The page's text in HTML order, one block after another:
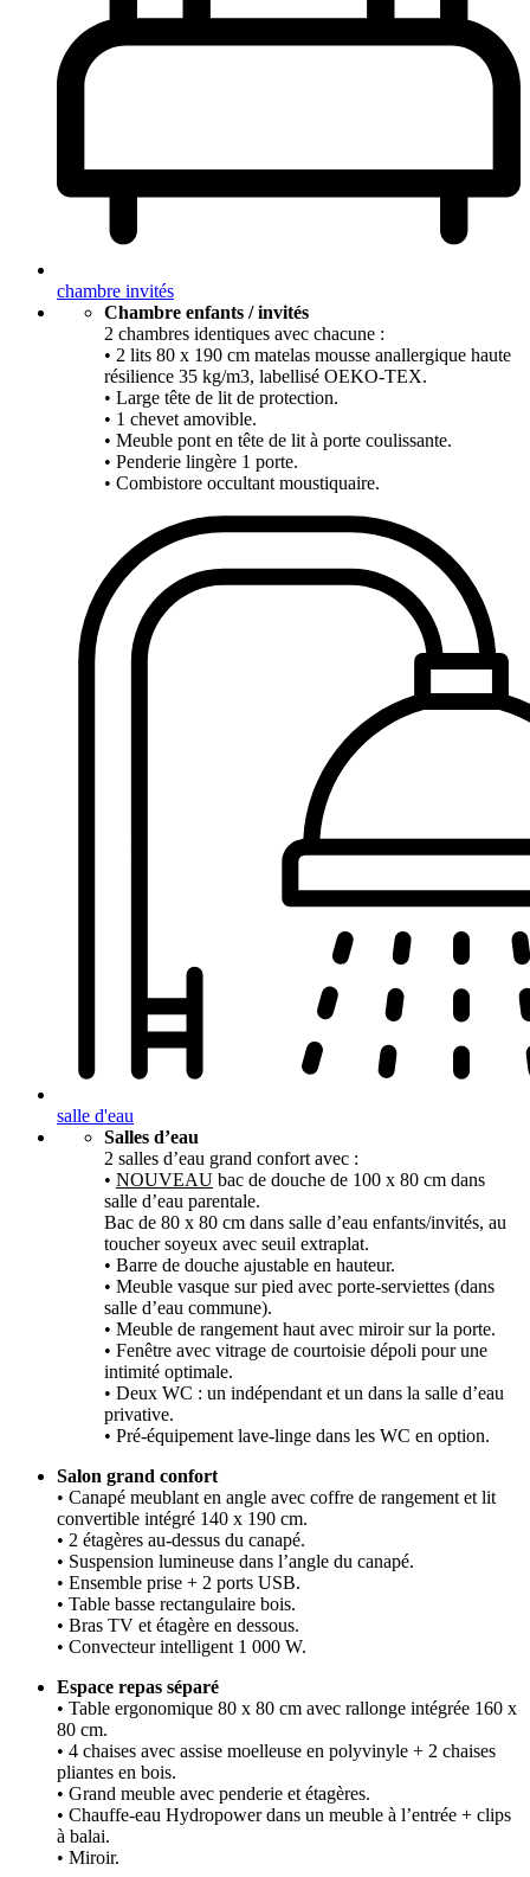
chambre invités
Chambre enfants / invités
2 chambres identiques avec chacune :
• 2 lits 80 x 190 cm matelas mousse anallergique haute
résilience 35 kg/m3, labellisé OEKO-TEX.
• Large tête de lit de protection.
• 1 chevet amovible.
• Meuble pont en tête de lit à porte coulissante.
• Penderie lingère 1 porte.
• Combistore occultant moustiquaire.
salle d'eau
Salles d’eau
2 salles d’eau grand confort avec :
• NOUVEAU bac de douche de 100 x 80 cm dans
salle d’eau parentale.
Bac de 80 x 80 cm dans salle d’eau enfants/invités, au
toucher soyeux avec seuil extraplat.
• Barre de douche ajustable en hauteur.
• Meuble vasque sur pied avec porte-serviettes (dans
salle d’eau commune).
• Meuble de rangement haut avec miroir sur la porte.
• Fenêtre avec vitrage de courtoisie dépoli pour une
intimité optimale.
• Deux WC : un indépendant et un dans la salle d’eau
privative.
• Pré-équipement lave-linge dans les WC en option.
Salon grand confort
• Canapé meublant en angle avec coffre de rangement et lit
convertible intégré 140 x 190 cm.
• 2 étagères au-dessus du canapé.
• Suspension lumineuse dans l’angle du canapé.
• Ensemble prise + 2 ports USB.
• Table basse rectangulaire bois.
• Bras TV et étagère en dessous.
• Convecteur intelligent 1 000 W.
Espace repas séparé
• Table ergonomique 80 x 80 cm avec rallonge intégrée 160 x
80 cm.
• 4 chaises avec assise moelleuse en polyvinyle + 2 chaises
pliantes en bois.
• Grand meuble avec penderie et étagères.
• Chauffe-eau Hydropower dans un meuble à l’entrée + clips
à balai.
• Miroir.